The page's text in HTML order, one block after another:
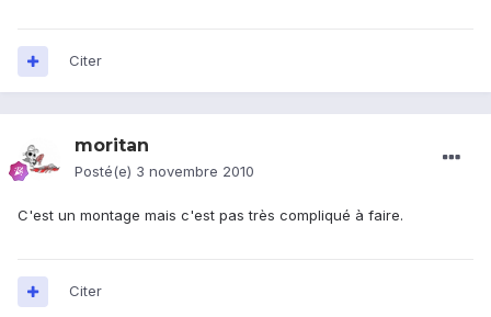
Citer
moritan
Posté(e) 3 novembre 2010
C'est un montage mais c'est pas très compliqué à faire.
Citer